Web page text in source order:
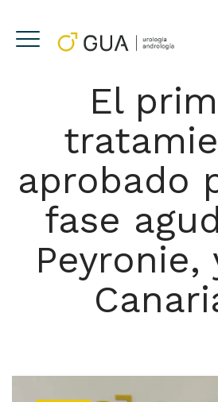
El
aprobado
fase
Peyronie,